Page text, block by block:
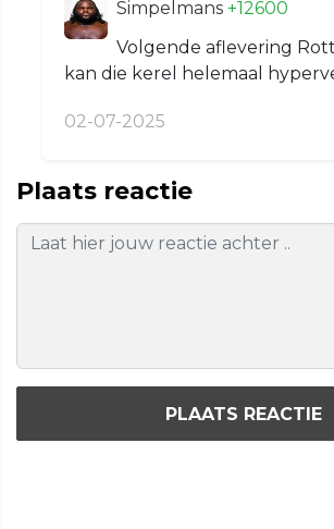
Simpelmans +12600
Volgende aflevering
kan die kerel helemaal
02-07-2025
Plaats reactie
PLAATS REACTIE